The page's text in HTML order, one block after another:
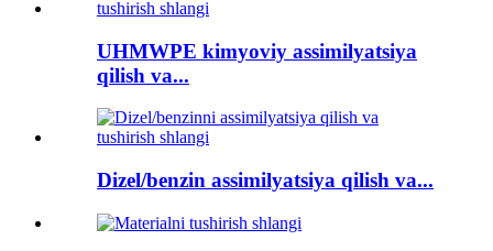
UHMWPE kimyoviy assimilyatsiya
qilish va...
Dizel/benzin assimilyatsiya qilish va...